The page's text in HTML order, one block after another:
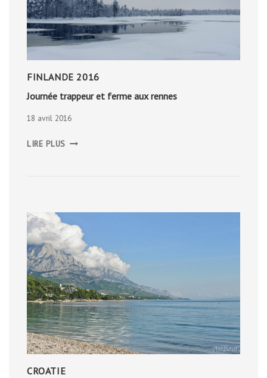
FINLANDE 2016
Journée trappeur et ferme aux rennes
18 avril 2016
LIRE PLUS TRAPPEUR
CROATIE